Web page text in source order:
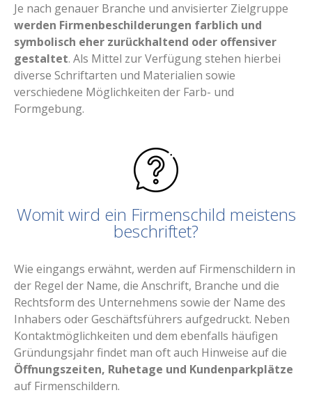
Je nach genauer Branche und anvisierter Zielgruppe
werden Firmenbeschilderungen farblich und
symbolisch eher zurückhaltend oder offensiver
gestaltet. Als Mittel zur Verfügung stehen hierbei
diverse Schriftarten und Materialien sowie
verschiedene Möglichkeiten der Farb- und
Formgebung.
Womit wird ein Firmenschild meistens
beschriftet?
Wie eingangs erwähnt, werden auf Firmenschildern in
der Regel der Name, die Anschrift, Branche und die
Rechtsform des Unternehmens sowie der Name des
Inhabers oder Geschäftsführers aufgedruckt. Neben
Kontaktmöglichkeiten und dem ebenfalls häufigen
Gründungsjahr findet man oft auch Hinweise auf die
Öffnungszeiten, Ruhetage und Kundenparkplätze
auf Firmenschildern.